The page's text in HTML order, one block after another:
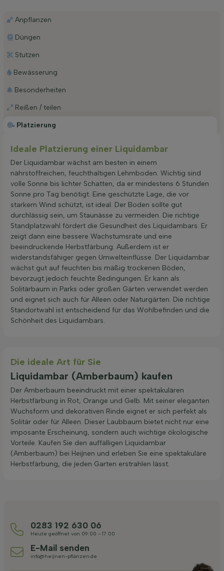
Platzierung
Anpflanzen
Düngen
Stutzen
Bewässerung
Besonderheiten
Reißen / teilen
Ideale Platzierung einer Liquidambar
Der Liquidambar wächst am besten in einem
nährstoffreichen, feuchthaltigen Lehmboden. Wichtig sind
volle Sonne bis lichter Schatten, da er mindestens 6 Stunden
Sonne pro Tag benötigt. Eine geschützte Lage, die vor
starkem Wind schützt, ist ideal. Der Boden sollte gut
durchlässig sein, um Staunässe zu vermeiden. Die richtige
Standplatzwahl fördert die Gesundheit des Liquidambars: Er
zeigt dann eine bessere Wachstumsrate und eine
beeindruckende Herbstfärbung. Außerdem ist er
widerstandsfähiger gegen Umwelteinflüsse. Der Liquidambar
wächst gut auf feuchten bis mäßig trockenen Böden,
bevorzugt jedoch feuchte Bedingungen. Er kann als
Solitärbaum in Parks oder großen Gärten verwendet werden
und eignet sich auch für Alleen oder Naturgärten. Die richtige
Standortwahl ist entscheidend für das Wohlbefinden und die
Schönheit des Liquidambars.
Die ideale Art für Sie
Liquidambar (Amberbaum) kaufen
Der Amberbaum beeindruckt mit einer spektakulären
Herbstfärbung in Rot, Orange und Gelb. Mit seiner eleganten
Wuchsform und dekorativen Rinde eignet er sich perfekt als
Solitär oder für Alleen. Dieser Laubbaum bietet nicht nur eine
imposante Erscheinung, sondern auch wichtige ökologische
Vorteile. Kaufen Sie den auffälligen Liquidambar
(Amberbaum) bei Heijnen und erleben Sie eine spektakuläre
Herbstfärbung, die jeden Garten erstrahlen lässt.
0283 192 630 06
Heute geöffnet von 09:00 - 17:00
E-Mail senden
info@heijnen-pflanzen.de